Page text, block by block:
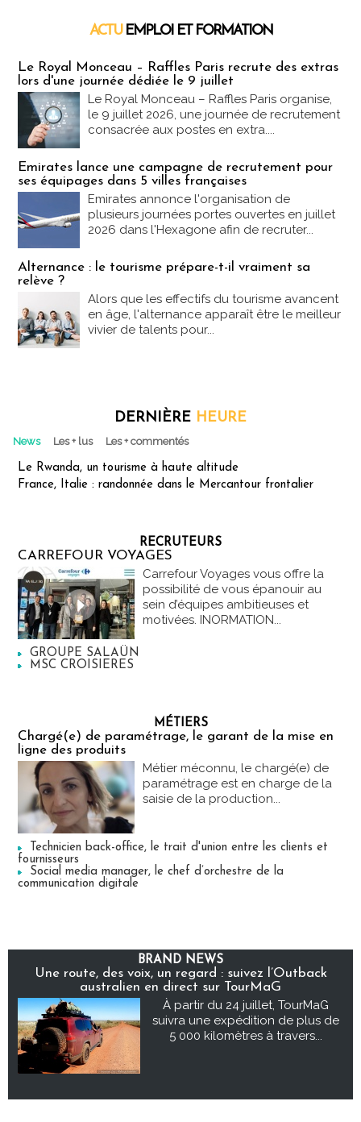
ACTU EMPLOI ET FORMATION
Le Royal Monceau – Raffles Paris recrute des extras
lors d'une journée dédiée le 9 juillet
Le Royal Monceau – Raffles Paris organise,
le 9 juillet 2026, une journée de recrutement
consacrée aux postes en extra....
Emirates lance une campagne de recrutement pour
ses équipages dans 5 villes françaises
Emirates annonce l'organisation de
plusieurs journées portes ouvertes en juillet
2026 dans l'Hexagone afin de recruter...
Alternance : le tourisme prépare-t-il vraiment sa
relève ?
Alors que les effectifs du tourisme avancent
en âge, l'alternance apparaît être le meilleur
vivier de talents pour...
DERNIÈRE HEURE
News Les + lus Les + commentés
Le Rwanda, un tourisme à haute altitude
France, Italie : randonnée dans le Mercantour frontalier
RECRUTEURS
CARREFOUR VOYAGES
Carrefour Voyages vous offre la
possibilité de vous épanouir au
sein d’équipes ambitieuses et
motivées. INORMATION...
GROUPE SALAÜN
MSC CROISIERES
MÉTIERS
Chargé(e) de paramétrage, le garant de la mise en
ligne des produits
Métier méconnu, le chargé(e) de
paramétrage est en charge de la
saisie de la production...
Technicien back-office, le trait d'union entre les clients et
fournisseurs
Social media manager, le chef d’orchestre de la
communication digitale
BRAND NEWS
Une route, des voix, un regard : suivez l’Outback
australien en direct sur TourMaG
À partir du 24 juillet, TourMaG
suivra une expédition de plus de
5 000 kilomètres à travers...